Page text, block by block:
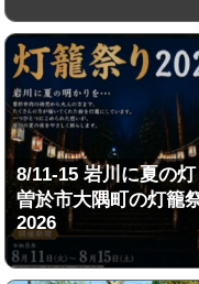
8/11-15 岩川に夏の
曽於市大隅町の灯籠
2026